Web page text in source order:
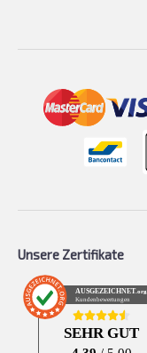
Unsere Zertifikate
AUSGEZEICHNET .org
Kundenbewertungen
SEHR GUT